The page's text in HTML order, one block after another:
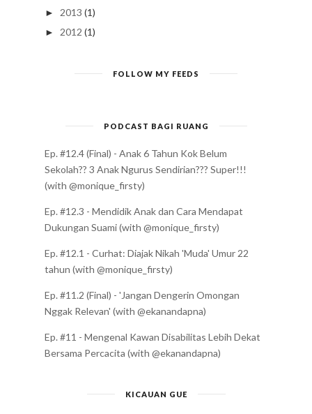
► 2013 (1)
► 2012 (1)
FOLLOW MY FEEDS
PODCAST BAGI RUANG
Ep. #12.4 (Final) - Anak 6 Tahun Kok Belum
Sekolah?? 3 Anak Ngurus Sendirian??? Super!!!
(with @monique_firsty)
Ep. #12.3 - Mendidik Anak dan Cara Mendapat
Dukungan Suami (with @monique_firsty)
Ep. #12.1 - Curhat: Diajak Nikah 'Muda' Umur 22
tahun (with @monique_firsty)
Ep. #11.2 (Final) - 'Jangan Dengerin Omongan
Nggak Relevan' (with @ekanandapna)
Ep. #11 - Mengenal Kawan Disabilitas Lebih Dekat
Bersama Percacita (with @ekanandapna)
KICAUAN GUE